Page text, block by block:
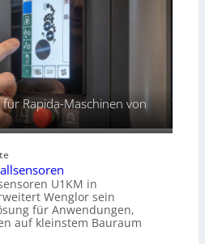
Rapida-Maschinen von
U1KM in
Wenglor sein
für Anwendungen,
auf kleinstem Bauraum